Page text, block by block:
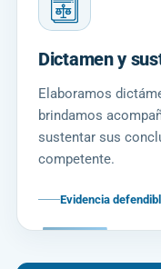
Dictamen y
Elaboramos
brindamos
sustentar sus
competente.
Evidencia